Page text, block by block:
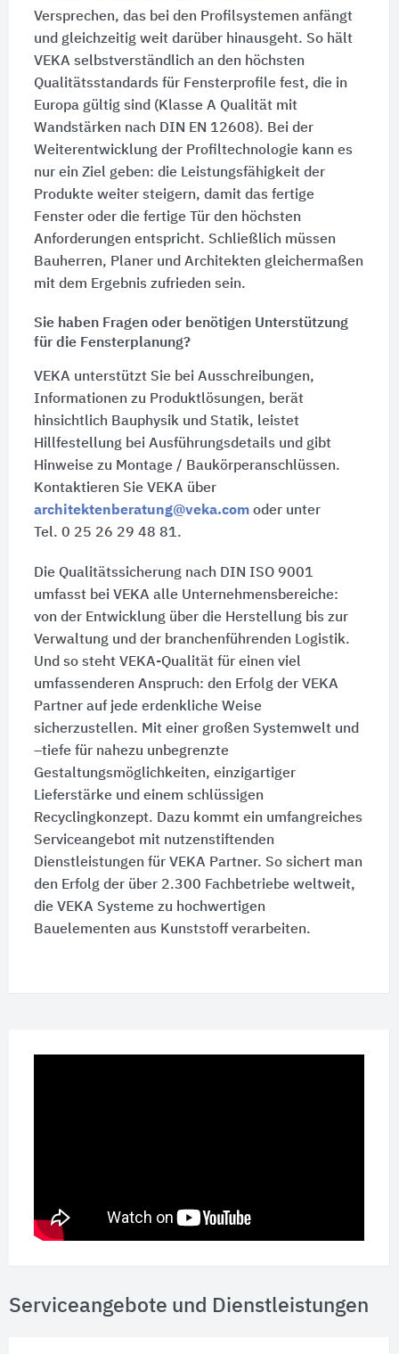
Versprechen, das bei den Profilsystemen anfängt
und gleichzeitig weit darüber hinausgeht. So hält
VEKA selbstverständlich an den höchsten
Qualitätsstandards für Fensterprofile fest, die in
Europa gültig sind (Klasse A Qualität mit
Wandstärken nach DIN EN 12608). Bei der
Weiterentwicklung der Profiltechnologie kann es
nur ein Ziel geben: die Leistungsfähigkeit der
Produkte weiter steigern, damit das fertige
Fenster oder die fertige Tür den höchsten
Anforderungen entspricht. Schließlich müssen
Bauherren, Planer und Architekten gleichermaßen
mit dem Ergebnis zufrieden sein.
Sie haben Fragen oder benötigen Unterstützung
für die Fensterplanung?
VEKA unterstützt Sie bei Ausschreibungen,
Informationen zu Produktlösungen, berät
hinsichtlich Bauphysik und Statik, leistet
Hillfestellung bei Ausführungsdetails und gibt
Hinweise zu Montage / Baukörperanschlüssen.
Kontaktieren Sie VEKA über
architektenberatung@veka.comoder unter
Tel. 0 25 26 29 48 81.
Die Qualitätssicherung nach DIN ISO 9001
umfasst bei VEKA alle Unternehmensbereiche:
von der Entwicklung über die Herstellung bis zur
Verwaltung und der branchenführenden Logistik.
Und so steht VEKA-Qualität für einen viel
umfassenderen Anspruch: den Erfolg der VEKA
Partner auf jede erdenkliche Weise
sicherzustellen. Mit einer großen Systemwelt und
–tiefe für nahezu unbegrenzte
Gestaltungsmöglichkeiten, einzigartiger
Lieferstärke und einem schlüssigen
Recyclingkonzept. Dazu kommt ein umfangreiches
Serviceangebot mit nutzenstiftenden
Dienstleistungen für VEKA Partner. So sichert man
den Erfolg der über 2.300 Fachbetriebeweltweit,
die VEKA Systeme zu hochwertigen
Bauelementen aus Kunststoff verarbeiten.
Serviceangebote und Dienstleistungen